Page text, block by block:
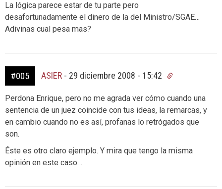
La lógica parece estar de tu parte pero
desafortunadamente el dinero de la del Ministro/SGAE…
Adivinas cual pesa mas?
#005 ASIER - 29 diciembre 2008 - 15:42
Perdona Enrique, pero no me agrada ver cómo cuando una
sentencia de un juez coincide con tus ideas, la remarcas, y
en cambio cuando no es así, profanas lo retrógados que
son.
Éste es otro claro ejemplo. Y mira que tengo la misma
opinión en este caso…